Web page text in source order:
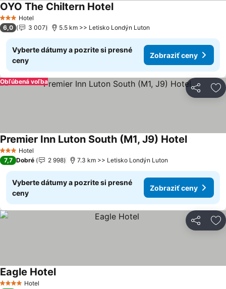
3 Počet hviezdičiek
Hotel
OYO The Chiltern Hotel
6,0 3 007 5.5 km >> Letisko Londýn Luton
Vyberte dátumy a pozrite si presné
ceny
Zobraziť ceny
Zdieľať
Obľúbená voľba
3 Počet hviezdičiek
Hotel
Premier Inn Luton South (M1, J9) Hotel
7,7 Dobré 2 998 7.3 km >> Letisko Londýn Luton
Vyberte dátumy a pozrite si presné
ceny
Zobraziť ceny
Zdieľať
4 Počet hviezdičiek
Hotel
Eagle Hotel